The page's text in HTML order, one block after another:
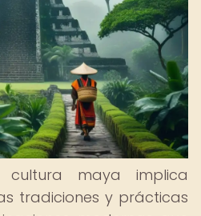
cultura maya implica
tradiciones y prácticas